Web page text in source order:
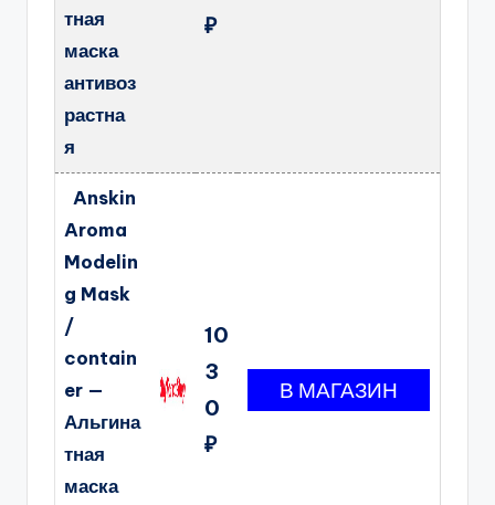
тная
маска
антивоз
растна
я
₽
Anskin
Aroma
Modelin
g Mask
/
contain
er —
Альгина
тная
маска
10
3
0
₽